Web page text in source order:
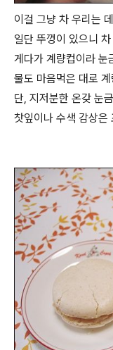
이걸 그냥 차 우리는
일단 뚜껑이 있으니
게다가 계량컵이라 눈
물도 마음먹은 대로
단, 지저분한 온갖 눈
찻잎이나 수색 감상은